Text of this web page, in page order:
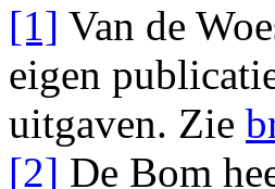
[1] Van de
eigen
uitgaven. Zie
[2] De Bom